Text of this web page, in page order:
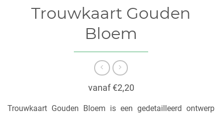
Trouwkaart Gouden
Bloem
vanaf €2,20
Trouwkaart Gouden Bloem is een gedetailleerd ontwerp